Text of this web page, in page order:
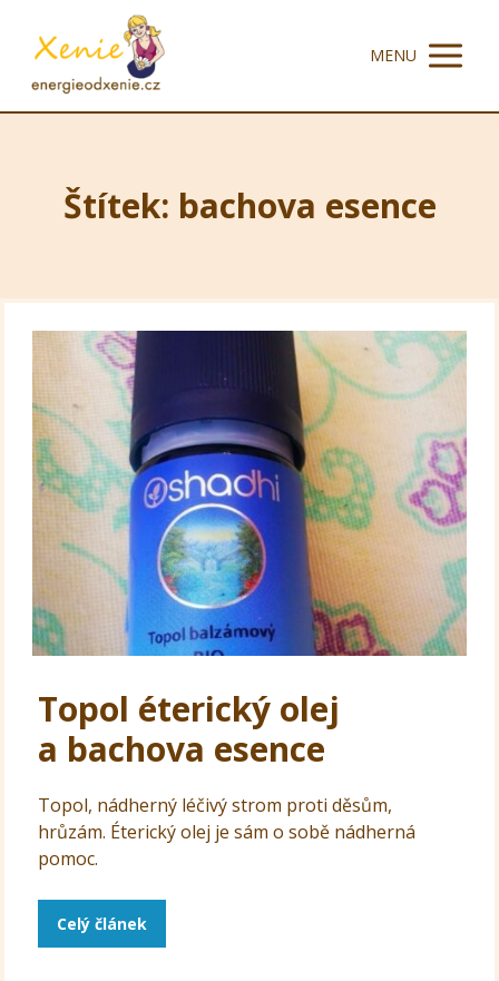
MENU
Štítek: bachova esence
Topol éterický olej
a bachova esence
Topol, nádherný léčivý strom proti děsům,
hrůzám. Éterický olej je sám o sobě nádherná
pomoc.
Celý článek